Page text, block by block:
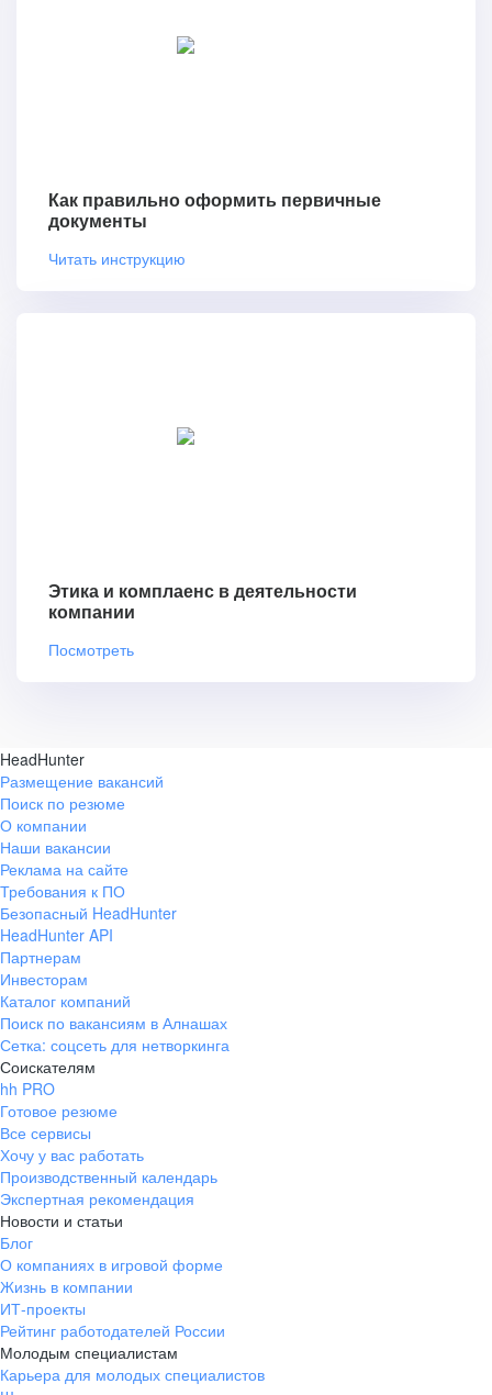
Как правильно оформить первичные
документы
Читать инструкцию
Этика и комплаенс в деятельности
компании
Посмотреть
HeadHunter
Размещение вакансий
Поиск по резюме
О компании
Наши вакансии
Реклама на сайте
Требования к ПО
Безопасный HeadHunter
HeadHunter API
Партнерам
Инвесторам
Каталог компаний
Поиск по вакансиям в Алнашах
Сетка: соцсеть для нетворкинга
Соискателям
hh PRO
Готовое резюме
Все сервисы
Хочу у вас работать
Производственный календарь
Экспертная рекомендация
Новости и статьи
Блог
О компаниях в игровой форме
Жизнь в компании
ИТ-проекты
Рейтинг работодателей России
Молодым специалистам
Карьера для молодых специалистов